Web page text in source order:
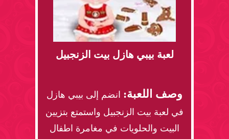
لعبة بيبي هازل بيت الزنجبيل
وصف اللعبة: انضم إلى بيبي هازل
في لعبة بيت الزنجبيل واستمتع بتزيين
البيت والحلويات في مغامرة اطفال